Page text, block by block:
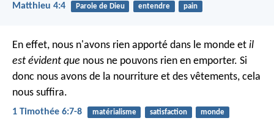
Matthieu 4:4 Parole de Dieu entendre pain
En effet, nous n'avons rien apporté dans le monde et il
est évident que nous ne pouvons rien en emporter. Si
donc nous avons de la nourriture et des vêtements, cela
nous suffira.
1 Timothée 6:7-8 matérialisme satisfaction monde